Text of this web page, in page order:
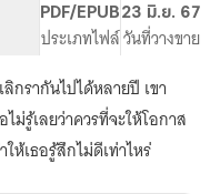
น
PDF/EPUB
ประเภทไฟล์
23 มิ.ย. 67
วันที่วางขาย
กรากันไปได้หลายปี เขา
ม่รู้เลยว่าควรที่จะให้โอกาส
ห้เธอรู้สึกไม่ดีเท่าไหร่